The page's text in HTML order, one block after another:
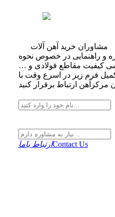
مشاوران خرید آهن آلات
و راهنمایی در خصوص نحوه
کیفیت مقاطع فولادی و …
تکمیل فرم زیر در اسرع وقت با
ارتباط باماContact Us